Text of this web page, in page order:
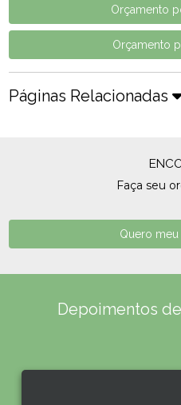
Orçamento
Orçamento
Páginas Relacionadas
Faça seu
Quero
Depoimentos